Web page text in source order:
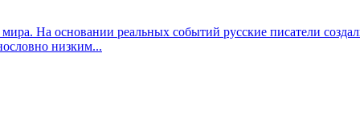
На основании реальных событий русские писатели
низким...